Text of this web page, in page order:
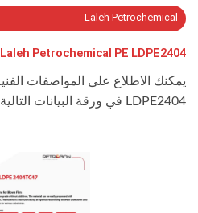
Laleh Petrochemical
Laleh Petrochemical PE LDPE2404
LDPE2404 في ورقة البيانات التالية.